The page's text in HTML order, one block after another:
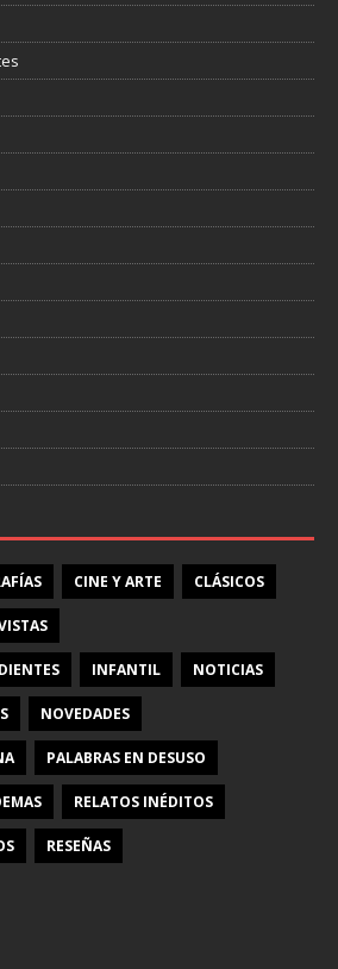
CINE Y ARTE CLÁSICOS
INFANTIL NOTICIAS
NOVEDADES
PALABRAS EN DESUSO
RELATOS INÉDITOS
RESEÑAS